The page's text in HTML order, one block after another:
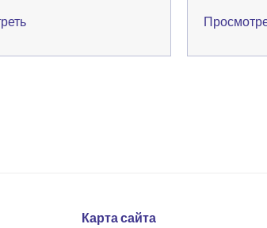
Карта сайта